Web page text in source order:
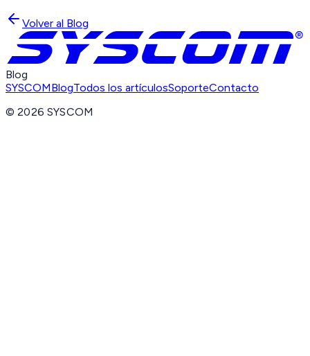
Volver al Blog
Blog
SYSCOMBlogTodos los artículosSoporteContacto
©2026 SYSCOM